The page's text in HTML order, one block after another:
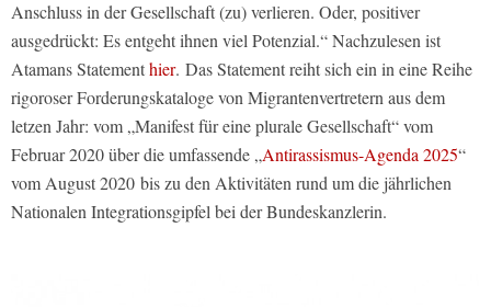
Anschluss in der Gesellschaft (zu) verlieren. Oder, positiver
ausgedrückt: Es entgeht ihnen viel Potenzial.“ Nachzulesen ist
Atamans Statementhier. Das Statement reiht sich ein in eine Reihe
rigoroser Forderungskataloge von Migrantenvertretern aus dem
letzen Jahr: vom „Manifest für eine plurale Gesellschaft“ vom
Februar 2020 über die umfassende „Antirassismus-Agenda 2025“
vom August 2020 bis zu den Aktivitäten rund um die jährlichen
Nationalen Integrationsgipfel bei der Bundeskanzlerin.